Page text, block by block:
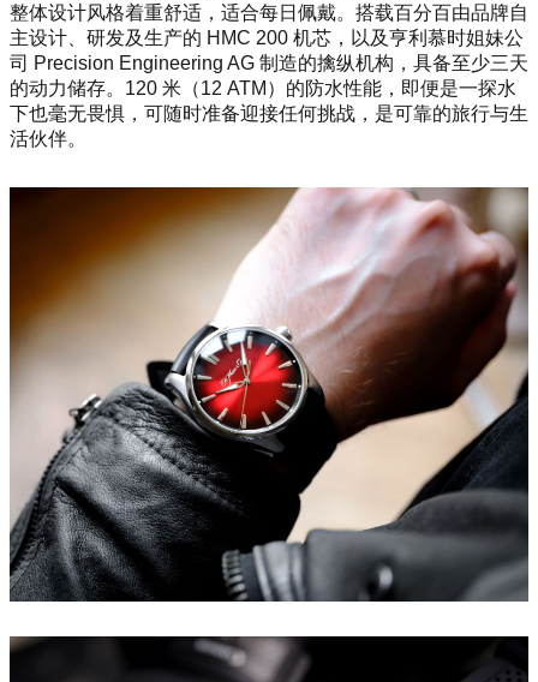
整体设计风格着重舒适，适合每日佩戴。搭载百分百由品牌自
主设计、研发及生产的 HMC 200 机芯，以及亨利慕时姐妹公
司 Precision Engineering AG 制造的擒纵机构，具备至少三天
的动力储存。120 米（12 ATM）的防水性能，即便是一探水
下也毫无畏惧，可随时准备迎接任何挑战，是可靠的旅行与生
活伙伴。